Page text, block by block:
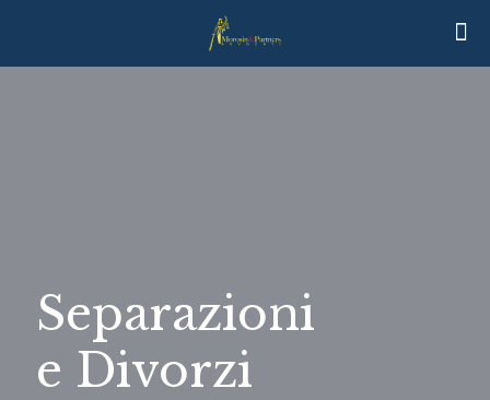
Separazioni
e Divorzi